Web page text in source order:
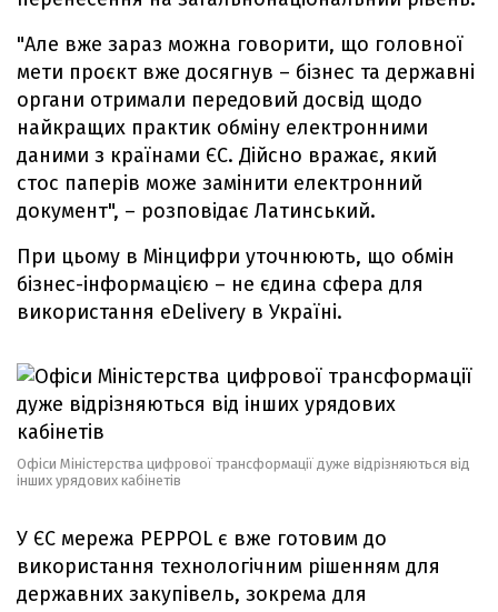
"Але вже зараз можна говорити, що головної
мети проєкт вже досягнув – бізнес та державні
органи отримали передовий досвід щодо
найкращих практик обміну електронними
даними з країнами ЄС. Дійсно вражає, який
стос паперів може замінити електронний
документ", – розповідає Латинський.
При цьому в Мінцифри уточнюють, що обмін
бізнес-інформацією – не єдина сфера для
використання eDelivery в Україні.
Офіси Міністерства цифрової трансформації дуже відрізняються від
інших урядових кабінетів
У ЄС мережа PEPPOL є вже готовим до
використання технологічним рішенням для
державних закупівель, зокрема для